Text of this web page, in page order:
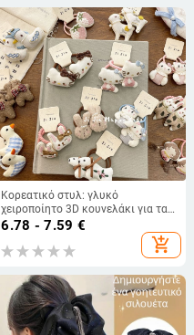
Κορεατικό στυλ: γλυκό
χειροποίητο 3D κουνελάκι για τα
μαλλιά από ύφασμα, ραμμένο και
γεμιστό, καρτούν ζωάκι για τα
μαλλιά
6.78 - 7.59 €
add_shopping_cart